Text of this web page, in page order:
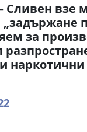
Сливен взе
за